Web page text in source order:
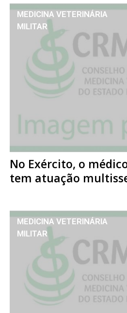
MEDICINA VETERINÁRIA
MILITAR
No Exército, o
tem atuação
MEDICINA VETERINÁRIA
MILITAR